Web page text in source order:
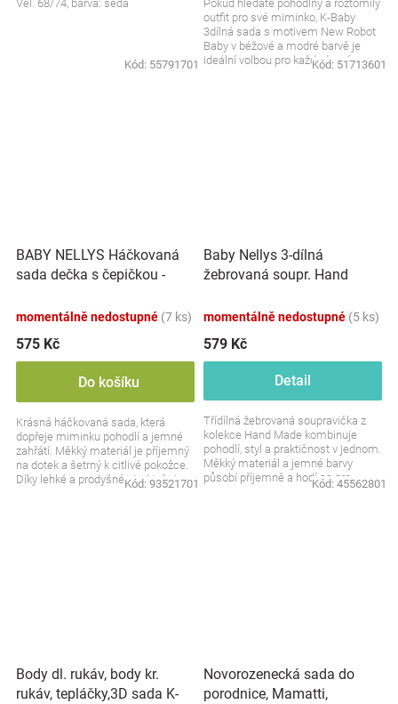
Vel. 68/74, barva: šedá
Kód: 55791701
Pokud hledáte pohodlný a roztomilý
outfit pro své miminko, K-Baby
3dílná sada s motivem New Robot
Baby v béžové a modré barvě je
ideální volbou pro každodenní
Kód: 51713601
BABY NELLYS Háčkovaná
sada dečka s čepičkou -
momentálně nedostupné (7 ks)
575 Kč
Do košíku
Krásná háčkovaná sada, která
dopřeje miminku pohodlí a jemné
zahřátí. Měkký materiál je příjemný
na dotek a šetrný k citlivé pokožce.
Díky lehké a prodyšné struktuře je
Kód: 93521701
Baby Nellys 3-dílná
žebrovaná soupr. Hand
čepička, béžová
momentálně nedostupné (5 ks)
579 Kč
Detail
Tří­dílná žebrovaná soupravička z
kolekce Hand Made kombinuje
pohodlí, styl a praktičnost v jednom.
Měkký materiál a jemné barvy
působí příjemně a hodí se pro
Kód: 45562801
Body dl. rukáv, body kr.
rukáv, tepláčky,3D sada K-
Novorozenecká sada do
porodnice, Mamatti,